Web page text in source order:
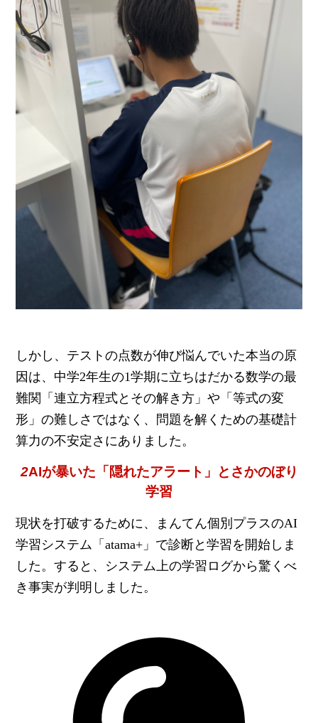
しかし、テストの点数が伸び悩んでいた本当の原
因は、中学2年生の1学期に立ちはだかる数学の最
難関「連立方程式とその解き方」や「等式の変
形」の難しさではなく、問題を解くための基礎計
算力の不安定さにありました。
2AIが暴いた「隠れたアラート」とさかのぼり
学習
現状を打破するために、まんてん個別プラスのAI
学習システム「atama+」で診断と学習を開始しま
した。すると、システム上の学習ログから驚くべ
き事実が判明しました。